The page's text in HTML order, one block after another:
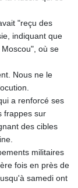
"reçu des
indiquant que
où se
Nous ne le
a renforcé ses
frappes sur
des cibles
militaires
fois en près de
samedi ont